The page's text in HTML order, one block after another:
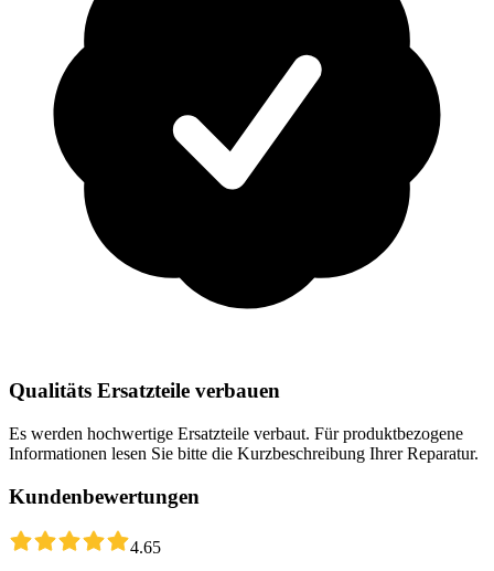
Qualitäts Ersatzteile verbauen
Es werden hochwertige Ersatzteile verbaut. Für produktbezogene
Informationen lesen Sie bitte die Kurzbeschreibung Ihrer Reparatur.
Kundenbewertungen
4.65